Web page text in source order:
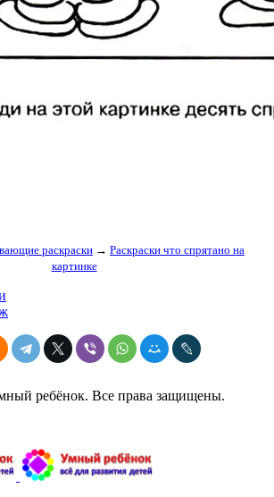
раскраски → Раскраски что спрятано на
картинке
ребёнок. Все права защищены.